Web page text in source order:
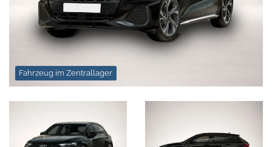
Fahrzeug im Zentrallager